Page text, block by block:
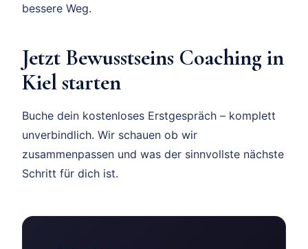
bessere Weg.
Jetzt Bewusstseins Coaching in
Kiel starten
Buche dein kostenloses Erstgespräch – komplett
unverbindlich. Wir schauen ob wir
zusammenpassen und was der sinnvollste nächste
Schritt für dich ist.